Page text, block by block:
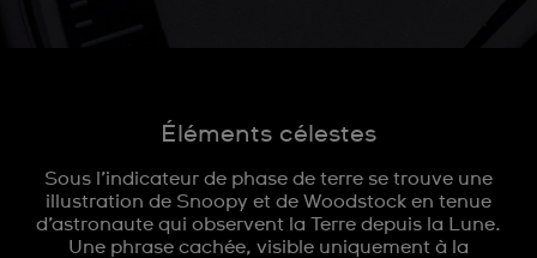
Éléments célestes
Sous l’indicateur de phase de terre se trouve une
illustration de Snoopy et de Woodstock en tenue
d’astronaute qui observent la Terre depuis la Lune.
Une phrase cachée, visible uniquement à la